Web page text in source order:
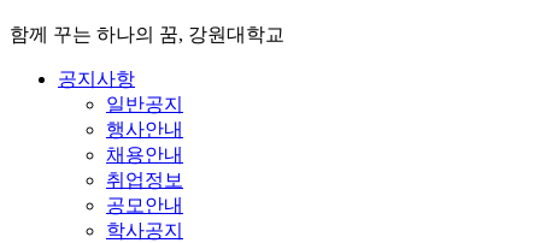
함께 꾸는 하나의 꿈, 강원대학교
공지사항
일반공지
행사안내
채용안내
취업정보
공모안내
학사공지